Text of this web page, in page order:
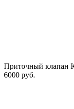
Приточный клапан
6000 руб.